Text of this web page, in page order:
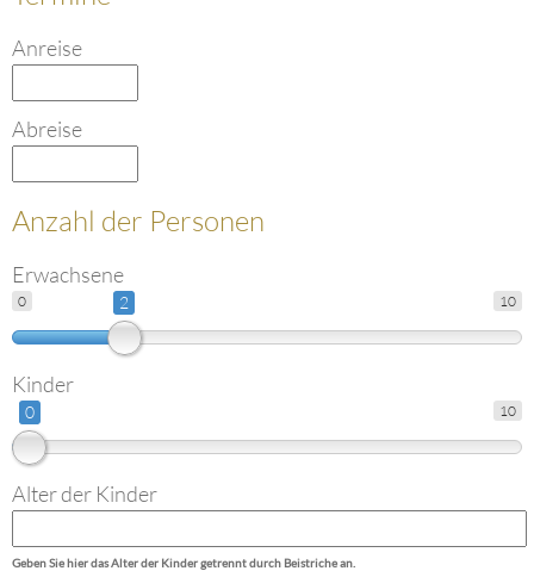
Anreise
Abreise
Anzahl der Personen
Erwachsene
0 10
2
Kinder
10
0
Alter der Kinder
Geben Sie hier das Alter der Kinder getrennt durch Beistriche an.